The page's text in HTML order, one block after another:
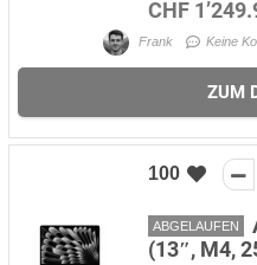
CHF
Frank Keine
ZUM
100
ABGELAUFEN
(13″, M4,